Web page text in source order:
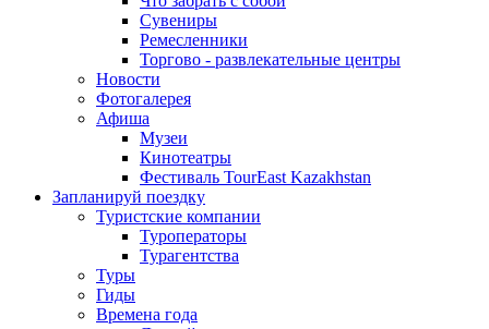
Сувениры
Ремесленники
Торгово - развлекательные центры
Новости
Фотогалерея
Афиша
Музеи
Кинотеатры
Фестиваль TourEast Kazakhstan
Запланируй поездку
Туристские компании
Туроператоры
Турагентства
Туры
Гиды
Времена года